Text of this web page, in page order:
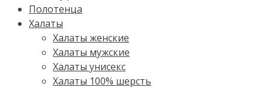
Полотенца
Халаты
Халаты женские
Халаты мужские
Халаты унисекс
Халаты 100% шерсть